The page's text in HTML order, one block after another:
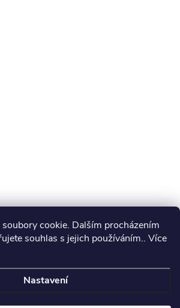
cookie. Dalším procházením
souhlas s jejich používáním.. Více
Nastavení